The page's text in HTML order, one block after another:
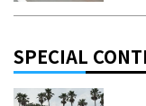
SPECIAL